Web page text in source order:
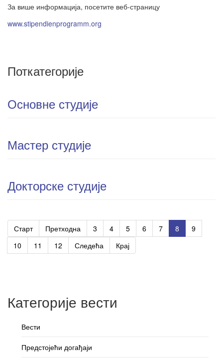
За више информација, посетите веб-страницу
www.stipendienprogramm.org
Поткатегорије
Основне студије
Мастер студије
Докторске студије
Старт Претходна 3 4 5 6 7 8
9
10
11 12 Следећа Крај
Категорије вести
Вести
Предстојећи догађаји